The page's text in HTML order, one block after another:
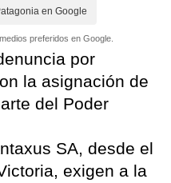
en Google
preferidos en Google.
por
la asignación de
del Poder
SA, desde el
exigen a la